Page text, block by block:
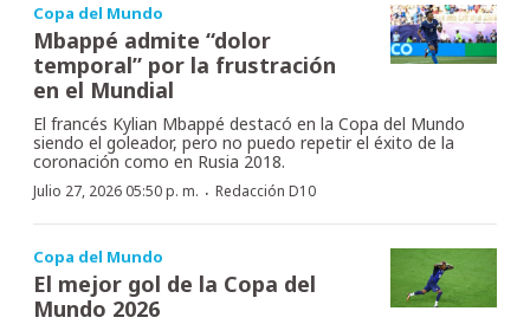
Copa del Mundo
Mbappé admite “dolor
temporal” por la frustración
en el Mundial
El francés Kylian Mbappé destacó en la Copa del Mundo
siendo el goleador, pero no puedo repetir el éxito de la
coronación como en Rusia 2018.
Julio 27, 2026 05:50 p. m. · Redacción D10
Copa del Mundo
El mejor gol de la Copa del
Mundo 2026